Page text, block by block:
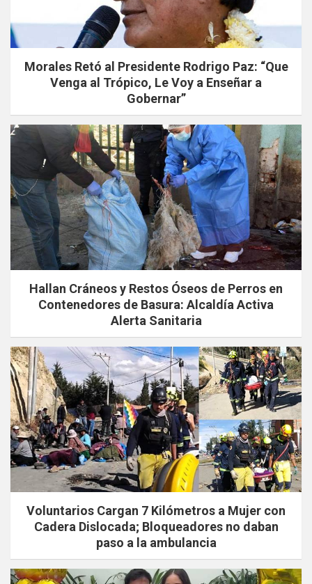
Morales Retó al Presidente Rodrigo Paz: “Que
Venga al Trópico, Le Voy a Enseñar a
Gobernar”
Hallan Cráneos y Restos Óseos de Perros en
Contenedores de Basura: Alcaldía Activa
Alerta Sanitaria
Voluntarios Cargan 7 Kilómetros a Mujer con
Cadera Dislocada; Bloqueadores no daban
paso a la ambulancia